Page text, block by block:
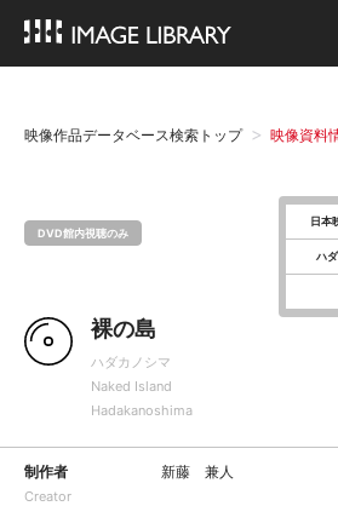
映像作品データベース検索トップ 映像資料
DVD館内視聴のみ
日本
ハ
裸の島
ハダカノシマ
Naked Island
Hadakanoshima
制作者
Creator
新藤 兼人